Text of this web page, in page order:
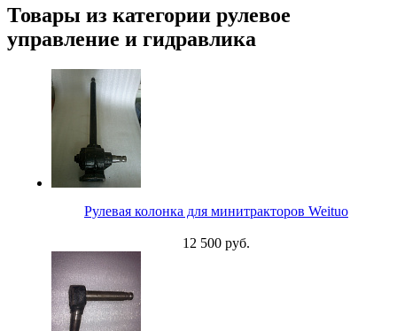
Товары из категории рулевое
управление и гидравлика
Рулевая колонка для минитракторов Weituo
12 500 руб.